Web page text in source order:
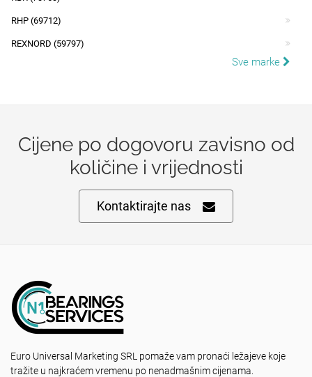
RHP (69712)
REXNORD (59797)
Sve marke
Cijene po dogovoru zavisno od
količine i vrijednosti
Kontaktirajte nas
Euro Universal Marketing SRL pomaže vam pronaći ležajeve koje
tražite u najkraćem vremenu po nenadmašnim cijenama.